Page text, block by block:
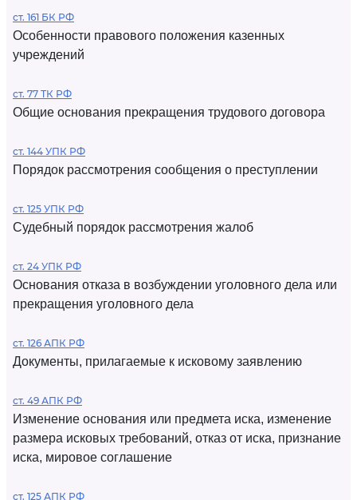
ст. 161 БК РФ
Особенности правового положения казенных
учреждений
ст. 77 ТК РФ
Общие основания прекращения трудового договора
ст. 144 УПК РФ
Порядок рассмотрения сообщения о преступлении
ст. 125 УПК РФ
Судебный порядок рассмотрения жалоб
ст. 24 УПК РФ
Основания отказа в возбуждении уголовного дела или
прекращения уголовного дела
ст. 126 АПК РФ
Документы, прилагаемые к исковому заявлению
ст. 49 АПК РФ
Изменение основания или предмета иска, изменение
размера исковых требований, отказ от иска, признание
иска, мировое соглашение
ст. 125 АПК РФ